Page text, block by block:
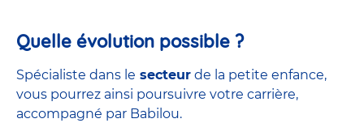
Quelle évolution possible ?
Spécialiste dans le secteur de la petite enfance,
vous pourrez ainsi poursuivre votre carrière,
accompagné par Babilou.